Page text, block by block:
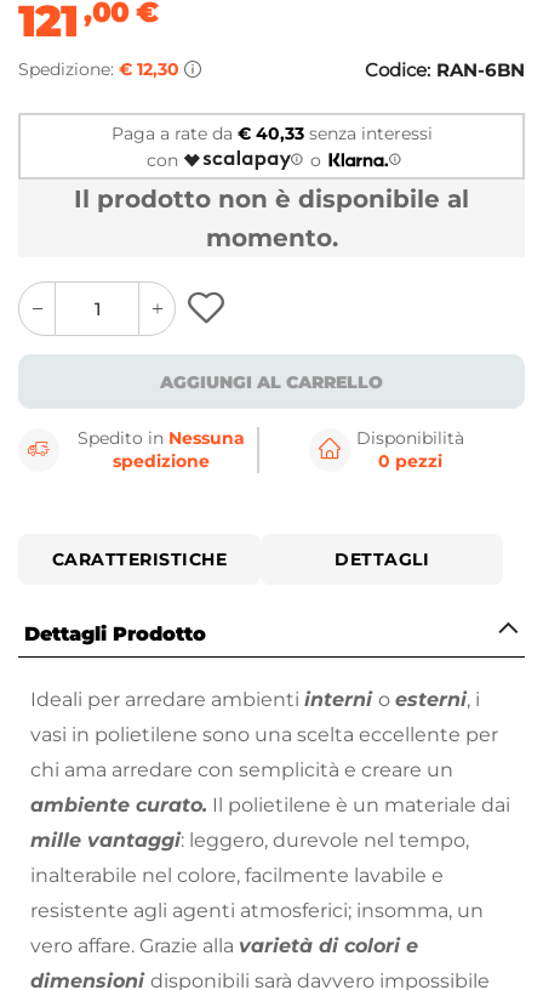
121,00€
Spedizione: € 12,30 Codice: RAN-6BN
Paga a rate da € 40,33senza interessi
con
o
Il prodotto non è disponibile al
momento.
quantity
button
quantity
minus
button
AGGIUNGI AL CARRELLO
Spedito in Nessuna
spedizione
Disponibilità
0 pezzi
CARATTERISTICHE DETTAGLI
Dettagli Prodotto
Ideali per arredare ambienti interni o esterni, i
vasi in polietilene sono una scelta eccellente per
chi ama arredare con semplicità e creare un
ambiente curato. Il polietilene è un materiale dai
mille vantaggi: leggero, durevole nel tempo,
inalterabile nel colore, facilmente lavabile e
resistente agli agenti atmosferici; insomma, un
vero affare. Grazie alla varietà di colori e
dimensioni disponibili sarà davvero impossibile